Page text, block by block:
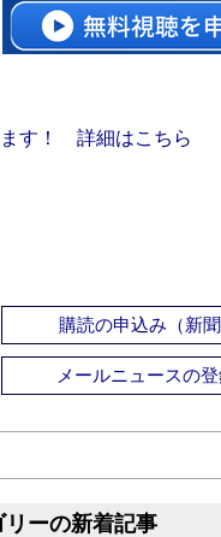
す！ 詳細はこちら
購読の申込み（新聞
メールニュースの登
ーの新着記事